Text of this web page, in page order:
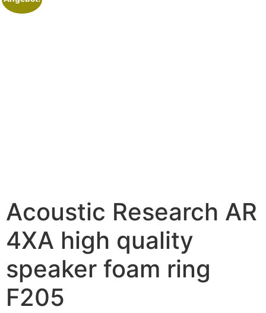
Acoustic Research AR
4XA high quality
speaker foam ring
F205